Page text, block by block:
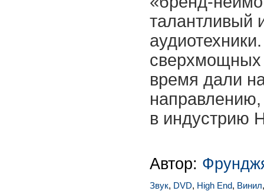
талантливый
сверхмощных
время дали
в индустрию
Автор:
Звук, DVD, High End, Винил